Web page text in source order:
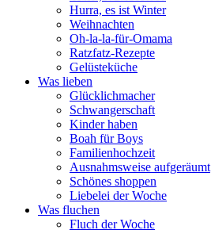
Hurra, es ist Winter
Weihnachten
Oh-la-la-für-Omama
Ratzfatz-Rezepte
Gelüsteküche
Was lieben
Glücklichmacher
Schwangerschaft
Kinder haben
Boah für Boys
Familienhochzeit
Ausnahmsweise aufgeräumt
Schönes shoppen
Liebelei der Woche
Was fluchen
Fluch der Woche